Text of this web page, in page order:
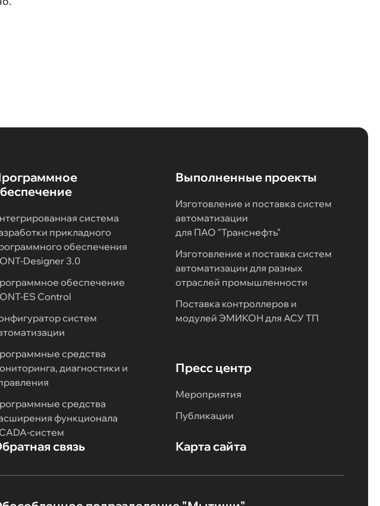
система
прикладного
обеспечения
Designer 3.0
обеспечение
ES Control
систем
средства
диагностики и
средства
функционала
систем
Выполненные проекты
Изготовление и поставка систем
автоматизации
для ПАО "Транснефть"
Изготовление и поставка систем
автоматизации для разных
отраслей промышленности
Поставка контроллеров и
модулей ЭМИКОН для АСУ ТП
Пресс центр
Мероприятия
Публикации
связь Карта сайта